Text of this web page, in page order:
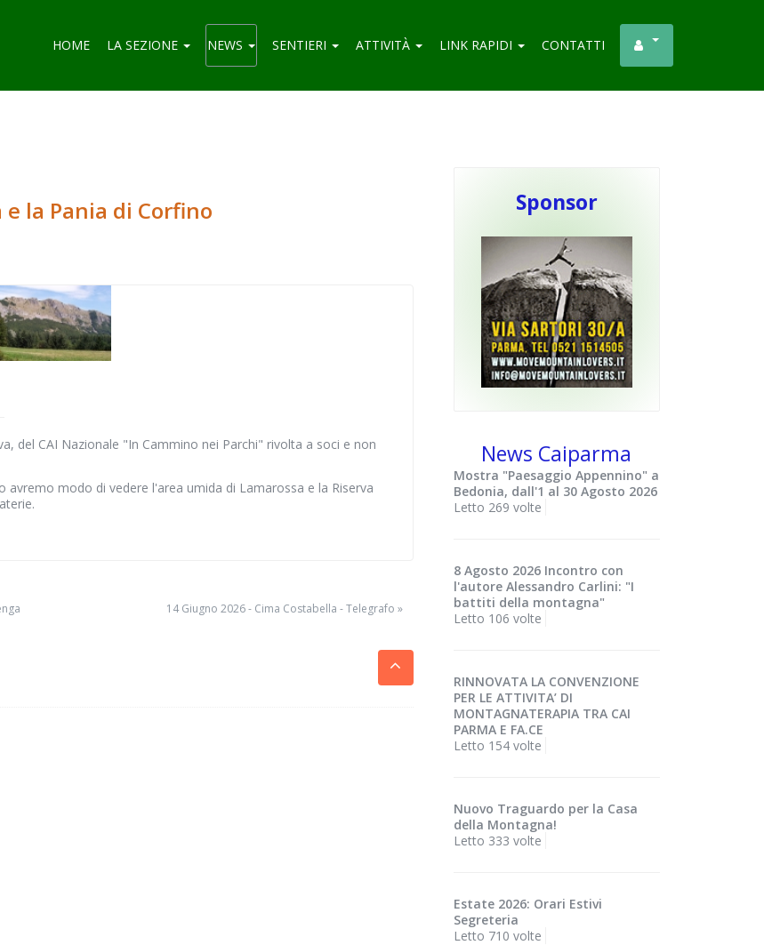
HOME LA SEZIONE NEWS SENTIERI ATTIVITÀ LINK RAPIDI CONTATTI
la Pania di Corfino
del CAI Nazionale "In Cammino nei Parchi" rivolta a soci e non
modo di vedere l'area umida di Lamarossa e la Riserva
14 Giugno 2026 - Cima Costabella - Telegrafo »
Sponsor
News Caiparma
Mostra "Paesaggio Appennino" a
Bedonia, dall'1 al 30 Agosto 2026
Letto 269 volte
8 Agosto 2026 Incontro con
l'autore Alessandro Carlini: "I
battiti della montagna"
Letto 106 volte
RINNOVATA LA CONVENZIONE
PER LE ATTIVITA’ DI
MONTAGNATERAPIA TRA CAI
PARMA E FA.CE
Letto 154 volte
Nuovo Traguardo per la Casa
della Montagna!
Letto 333 volte
Estate 2026: Orari Estivi
Segreteria
Letto 710 volte